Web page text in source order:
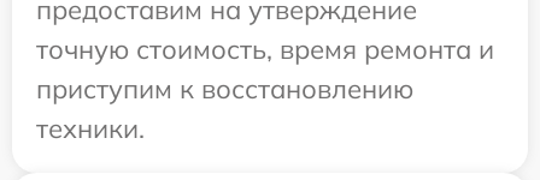
предоставим на утверждение
точную стоимость, время ремонта и
приступим к восстановлению
техники.